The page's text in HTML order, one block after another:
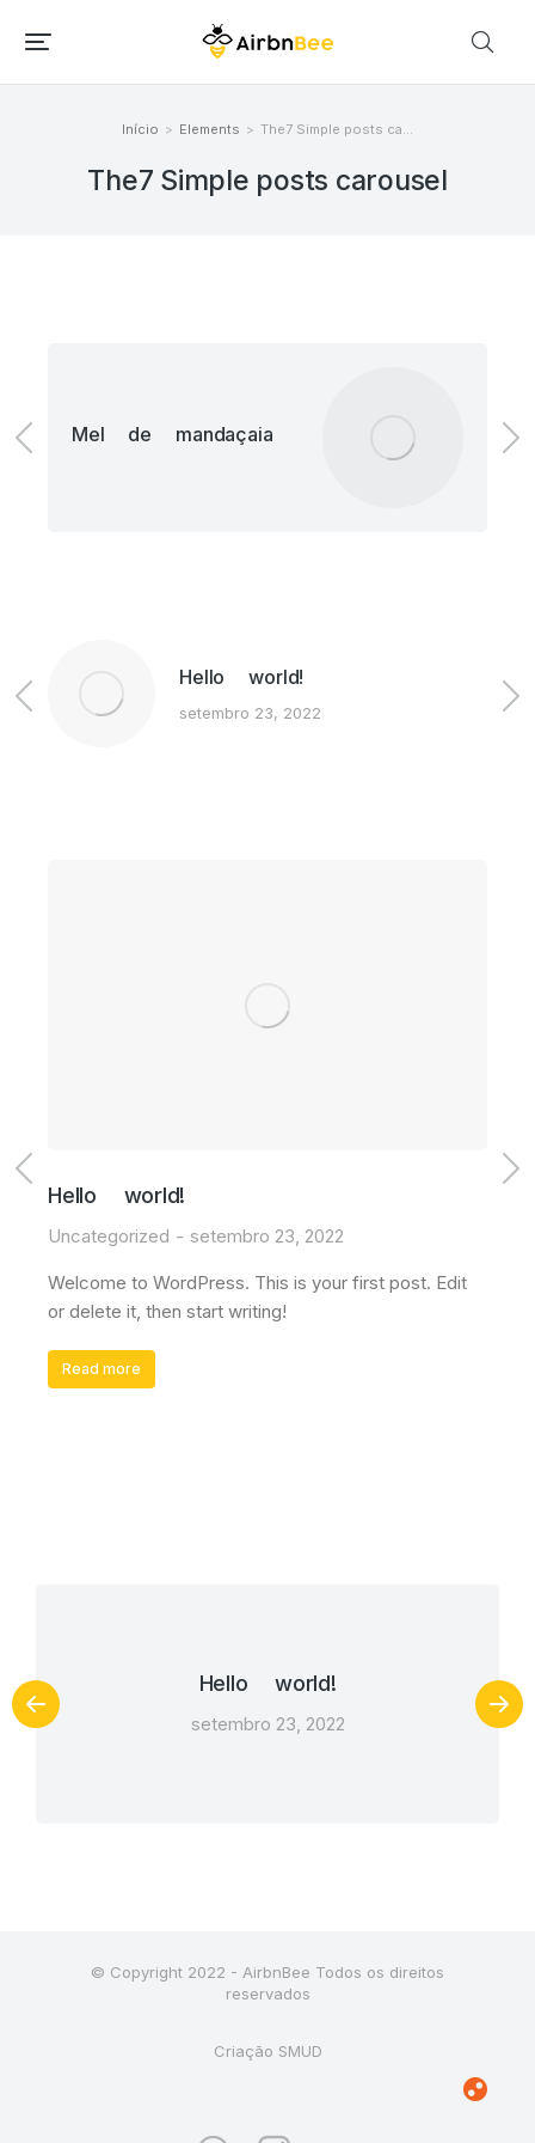
Você está aqui:
Início Elements The7 Simple posts ca…
The7 Simple posts carousel
Mel de mandaçaia
Hello world!
setembro 23, 2022
Hello world!
Uncategorized setembro 23, 2022
Welcome to WordPress. This is your first post. Edit
or delete it, then start writing!
Read more
Hello world!
setembro 23, 2022
© Copyright 2022 - AirbnBee Todos os direitos
reservados
Criação SMUD